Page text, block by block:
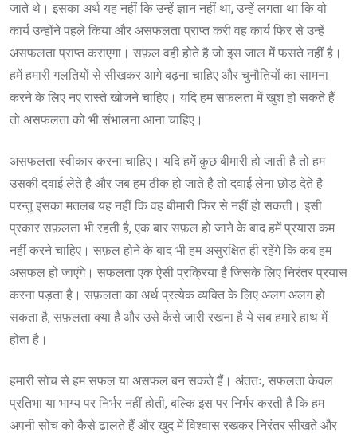
जाते थे। इसका अर्थ यह नहीं कि उन्हें ज्ञान नहीं था, उन्हें लगता था कि वो
कार्य उन्होंने पहले किया और असफलता प्राप्त करी वह कार्य फिर से उन्हें
असफलता प्राप्त कराएगा। सफ़ल वही होते है जो इस जाल में फसते नहीं है।
हमें हमारी गलतियों से सीखकर आगे बढ़ना चाहिए और चुनौतियों का सामना
करने के लिए नए रास्ते खोजने चाहिए। यदि हम सफलता में खुश हो सकते हैं
तो असफलता को भी संभालना आना चाहिए।
असफलता स्वीकार करना चाहिए। यदि हमें कुछ बीमारी हो जाती है तो हम
उसकी दवाई लेते है और जब हम ठीक हो जाते है तो दवाई लेना छोड़ देते है
परन्तु इसका मतलब यह नहीं कि वह बीमारी फिर से नहीं हो सकती। इसी
प्रकार सफ़लता भी रहती है, एक बार सफ़ल हो जाने के बाद हमें प्रयास कम
नहीं करने चाहिए। सफ़ल होने के बाद भी हम असुरक्षित ही रहेंगे कि कब हम
असफल हो जाएंगे। सफलता एक ऐसी प्रक्रिया है जिसके लिए निरंतर प्रयास
करना पड़ता है। सफ़लता का अर्थ प्रत्येक व्यक्ति के लिए अलग अलग हो
सकता है, सफ़लता क्या है और उसे कैसे जारी रखना है ये सब हमारे हाथ में
होता है।
हमारी सोच से हम सफल या असफल बन सकते हैं। अंततः, सफलता केवल
प्रतिभा या भाग्य पर निर्भर नहीं होती, बल्कि इस पर निर्भर करती है कि हम
अपनी सोच को कैसे ढालते हैं और खुद में विश्वास रखकर निरंतर सीखते और